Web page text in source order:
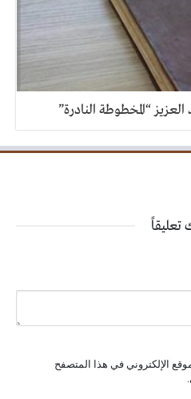
“المخطوطة النادرة”
تعليقاً
الإلكتروني في هذا المتصفح